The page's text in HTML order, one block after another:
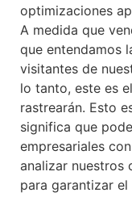
optimizaciones
A medida que
que entendamos
visitantes de
lo tanto, este es
rastrearán. Esto
significa que
empresariales
analizar nuestros
para garantizar